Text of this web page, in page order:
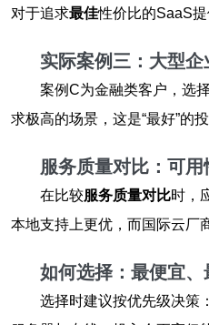
对于追求最佳性价比的SaaS
实际案例三：大型企
案例C为金融类客户，选
求极高的场景，这是“最好”的投
服务质量对比：可
在比较服务质量对比时，
本地支持上更优，而国际云厂
如何选择：最便宜
选择时建议按优先级决策